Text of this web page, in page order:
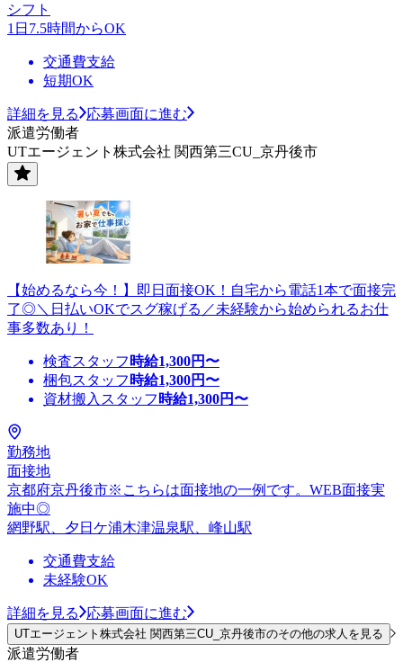
シフト
1日7.5時間からOK
交通費支給
短期OK
詳細を見る
応募画面に進む
派遣労働者
UTエージェント株式会社 関西第三CU_京丹後市
【始めるなら今！】即日面接OK！自宅から電話1本で面接完
了◎＼日払いOKでスグ稼げる／未経験から始められるお仕
事多数あり！
検査スタッフ 時給1,300円〜
梱包スタッフ 時給1,300円〜
資材搬入スタッフ 時給1,300円〜
勤務地
面接地
京都府京丹後市※こちらは面接地の一例です。WEB面接実
施中◎
網野駅、夕日ケ浦木津温泉駅、峰山駅
交通費支給
未経験OK
詳細を見る 応募画面に進む
UTエージェント株式会社 関西第三CU_京丹後市のその他の求人を見る
派遣労働者